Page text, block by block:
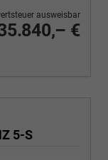
€
ausweisbar
5-S